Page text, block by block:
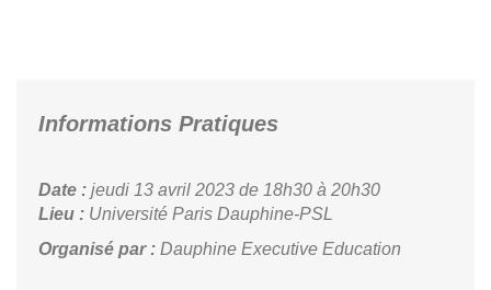
Informations Pratiques
Date : jeudi 13 avril 2023 de 18h30 à 20h30
Lieu : Université Paris Dauphine-PSL
Organisé par : Dauphine Executive Education